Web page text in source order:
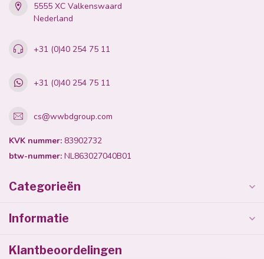
5555 XC Valkenswaard
Nederland
+31 (0)40 254 75 11
+31 (0)40 254 75 11
cs@wwbdgroup.com
KVK nummer: 83902732
btw-nummer: NL863027040B01
Categorieën
Informatie
Klantbeoordelingen